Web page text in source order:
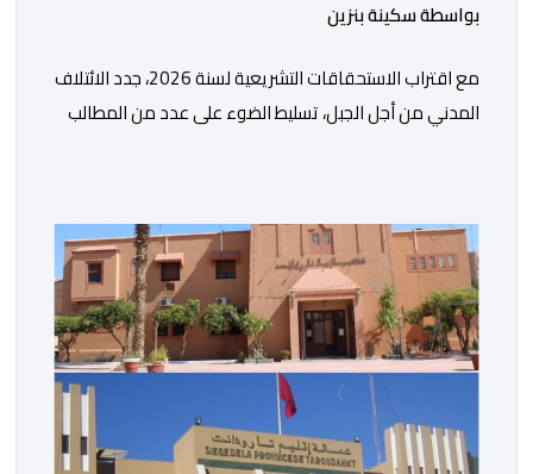
بواسطة سكينة بنزين
مع اقتراب الاستحقاقات التشريعية لسنة 2026، جدد الائتلاف
المدني من أجل الجبل، تسليط الضوء على عدد من المطالب
ادراج 10 التزامات ضمن برامجها الانتخابية المنتظرة، في إطار
تعاقد سياسي مع المناطق الجبلية والانتقال من الوعود
الانتخابية إلى التزامات عملية […]